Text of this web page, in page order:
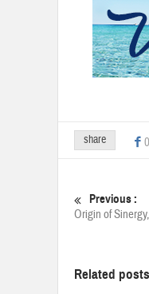
share 0
Previous :
Origin of
Related posts